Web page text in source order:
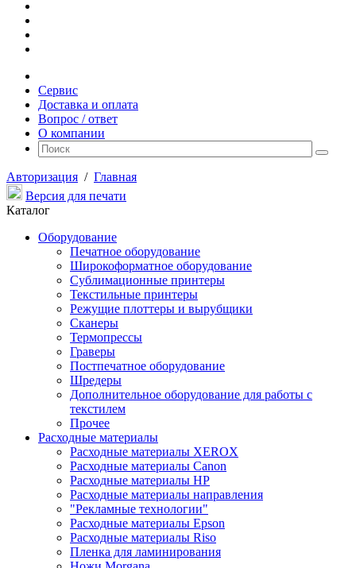
Сервис
Доставка и оплата
Вопрос / ответ
О компании
Авторизация / Главная
Версия для печати
Каталог
Оборудование
Печатное оборудование
Широкоформатное оборудование
Сублимационные принтеры
Текстильные принтеры
Режущие плоттеры и вырубщики
Сканеры
Термопрессы
Граверы
Постпечатное оборудование
Шредеры
Дополнительное оборудование для работы с
текстилем
Прочее
Расходные материалы
Расходные материалы XEROX
Расходные материалы Canon
Расходные материалы HP
Расходные материалы направления
"Рекламные технологии"
Расходные материалы Epson
Расходные материалы Riso
Пленка для ламинирования